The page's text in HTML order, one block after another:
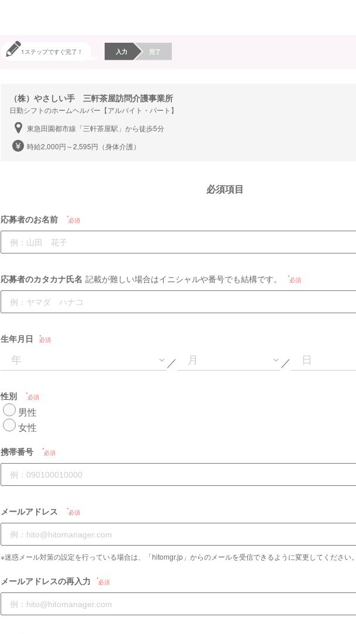
1ステップですぐ完了！ 入力 完了
（株）やさしい手 三軒茶屋訪問介護事業所
日勤シフトのホームヘルパー【アルバイト・パート】
東急田園都市線「三軒茶屋駅」から徒歩5分
時給2,000円～2,595円（身体介護）
必須項目
応募者のお名前 必須
応募者のカタカナ氏名 記載が難しい場合はイニシャルや番号でも結構です。 必須
生年月日 必須
／ ／
性別 必須
男性
女性
携帯番号 必須
メールアドレス 必須
※迷惑メール対策の設定を行っている場合は、「hitomgr.jp」からのメールを受信できるように変更してください
メールアドレスの再入力 必須